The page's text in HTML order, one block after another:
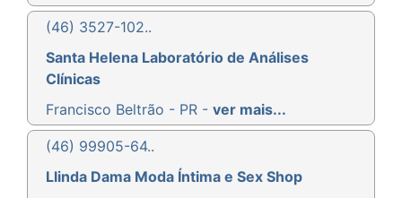
(46) 3527-102..
Santa Helena Laboratório de Análises
Clínicas
Francisco Beltrão - PR - ver mais...
(46) 99905-64..
Llinda Dama Moda Íntima e Sex Shop